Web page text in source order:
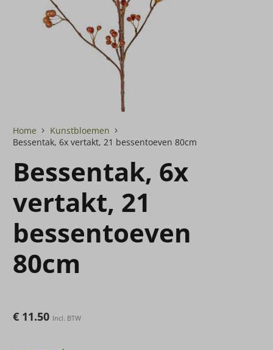
Home
Kunstbloemen
Bessentak, 6x vertakt, 21 bessentoeven 80cm
Bessentak, 6x
vertakt, 21
bessentoeven
80cm
€ 11.50 Incl. BTW